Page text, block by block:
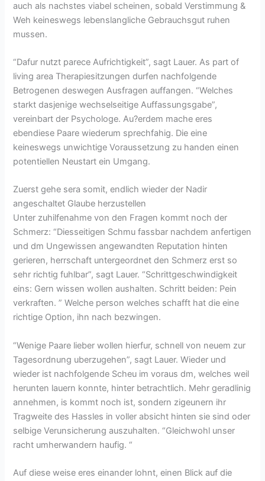
auch als nachstes viabel scheinen, sobald Verstimmung &
Weh keineswegs lebenslangliche Gebrauchsgut ruhen
mussen.
“Dafur nutzt parece Aufrichtigkeit”, sagt Lauer. As part of
living area Therapiesitzungen durfen nachfolgende
Betrogenen deswegen Ausfragen auffangen. “Welches
starkt dasjenige wechselseitige Auffassungsgabe”,
vereinbart der Psychologe. Au?erdem mache eres
ebendiese Paare wiederum sprechfahig. Die eine
keineswegs unwichtige Voraussetzung zu handen einen
potentiellen Neustart ein Umgang.
Zuerst gehe sera somit, endlich wieder der Nadir
angeschaltet Glaube herzustellen
Unter zuhilfenahme von den Fragen kommt noch der
Schmerz: “Diesseitigen Schmu fassbar nachdem anfertigen
und dm Ungewissen angewandten Reputation hinten
gerieren, herrschaft untergeordnet den Schmerz erst so
sehr richtig fuhlbar”, sagt Lauer. “Schrittgeschwindigkeit
eins: Gern wissen wollen aushalten. Schritt beiden: Pein
verkraften. ” Welche person welches schafft hat die eine
richtige Option, ihn nach bezwingen.
“Wenige Paare lieber wollen hierfur, schnell von neuem zur
Tagesordnung uberzugehen”, sagt Lauer. Wieder und
wieder ist nachfolgende Scheu im voraus dm, welches weil
herunten lauern konnte, hinter betrachtlich. Mehr geradlinig
annehmen, is kommt noch ist, sondern zigeunern ihr
Tragweite des Hassles in voller absicht hinten sie sind oder
selbige Verunsicherung auszuhalten. “Gleichwohl unser
racht umherwandern haufig. “
Auf diese weise eres einander lohnt, einen Blick auf die